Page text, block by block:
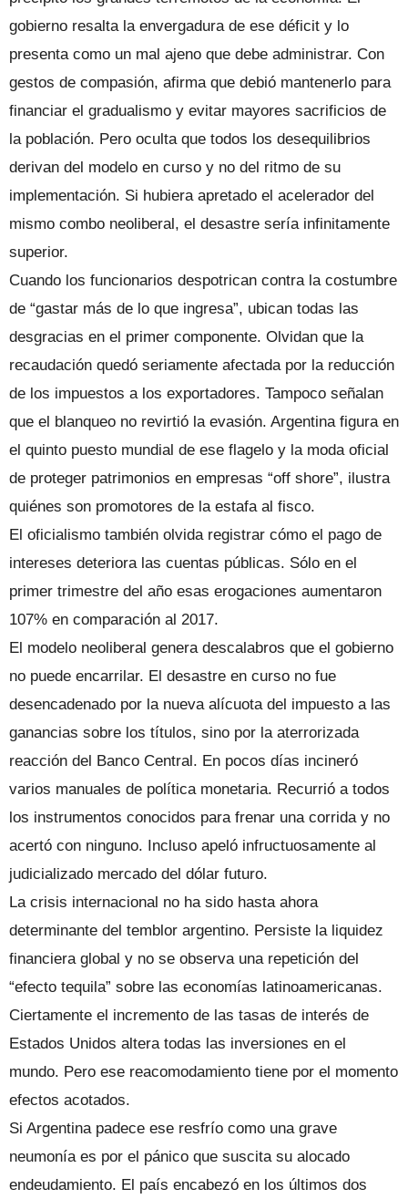
gobierno resalta la envergadura de ese déficit y lo
presenta como un mal ajeno que debe administrar. Con
gestos de compasión, afirma que debió mantenerlo para
financiar el gradualismo y evitar mayores sacrificios de
la población. Pero oculta que todos los desequilibrios
derivan del modelo en curso y no del ritmo de su
implementación. Si hubiera apretado el acelerador del
mismo combo neoliberal, el desastre sería infinitamente
superior.
Cuando los funcionarios despotrican contra la costumbre
de “gastar más de lo que ingresa”, ubican todas las
desgracias en el primer componente. Olvidan que la
recaudación quedó seriamente afectada por la reducción
de los impuestos a los exportadores. Tampoco señalan
que el blanqueo no revirtió la evasión. Argentina figura en
el quinto puesto mundial de ese flagelo y la moda oficial
de proteger patrimonios en empresas “off shore”, ilustra
quiénes son promotores de la estafa al fisco.
El oficialismo también olvida registrar cómo el pago de
intereses deteriora las cuentas públicas. Sólo en el
primer trimestre del año esas erogaciones aumentaron
107% en comparación al 2017.
El modelo neoliberal genera descalabros que el gobierno
no puede encarrilar. El desastre en curso no fue
desencadenado por la nueva alícuota del impuesto a las
ganancias sobre los títulos, sino por la aterrorizada
reacción del Banco Central. En pocos días incineró
varios manuales de política monetaria. Recurrió a todos
los instrumentos conocidos para frenar una corrida y no
acertó con ninguno. Incluso apeló infructuosamente al
judicializado mercado del dólar futuro.
La crisis internacional no ha sido hasta ahora
determinante del temblor argentino. Persiste la liquidez
financiera global y no se observa una repetición del
“efecto tequila” sobre las economías latinoamericanas.
Ciertamente el incremento de las tasas de interés de
Estados Unidos altera todas las inversiones en el
mundo. Pero ese reacomodamiento tiene por el momento
efectos acotados.
Si Argentina padece ese resfrío como una grave
neumonía es por el pánico que suscita su alocado
endeudamiento. El país encabezó en los últimos dos